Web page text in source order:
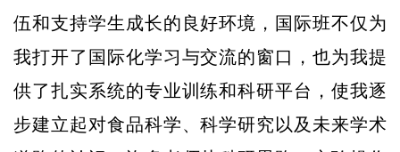
伍和支持学生成长的良好环境，国际班不仅为
我打开了国际化学习与交流的窗口，也为我提
供了扎实系统的专业训练和科研平台，使我逐
步建立起对食品科学、科学研究以及未来学术